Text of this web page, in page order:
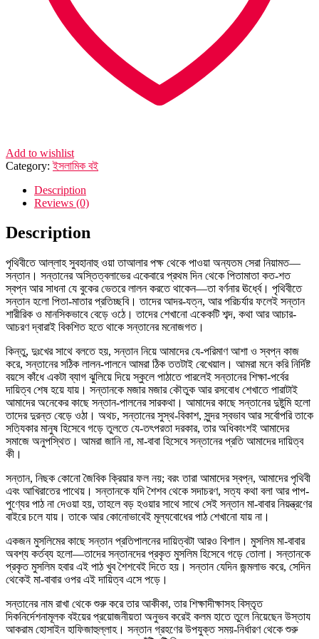
Add to wishlist
Category:ইসলামিক বই
Description
Reviews (0)
Description
পৃথিবীতে আল্লাহ সুবহানাহু ওয়া তাআলার পক্ষ থেকে পাওয়া অন্যতম সেরা নিয়ামত—
সন্তান। সন্তানের অস্তিত্বলাভের একেবারে প্রথম দিন থেকে পিতামাতা কত-শত
স্বপ্ন আর সাধনা যে বুকের ভেতরে লালন করতে থাকেন—তা বর্ণনার ঊর্ধ্বে। পৃথিবীতে
সন্তান হলো পিতা-মাতার প্রতিচ্ছবি। তাদের আদর-যত্ন, আর পরিচর্যার ফলেই সন্তান
শারীরিক ও মানসিকভাবে বেড়ে ওঠে। তাদের শেখানো একেকটি শব্দ, কথা আর আচার-
আচরণ দ্বারাই বিকশিত হতে থাকে সন্তানের মনোজগত।
কিন্তু, দুঃখের সাথে বলতে হয়, সন্তান নিয়ে আমাদের যে-পরিমাণ আশা ও স্বপ্ন কাজ
করে, সন্তানের সঠিক লালন-পালনে আমরা ঠিক ততটাই বেখেয়াল। আমরা মনে করি নির্দিষ্ট
বয়সে কাঁধে একটা ব্যাগ ঝুলিয়ে দিয়ে স্কুলে পাঠাতে পারলেই সন্তানের শিক্ষা-পর্বের
দায়িত্ব শেষ হয়ে যায়। সন্তানকে মজার মজার কৌতুক আর রসবোধ শেখাতে পারাটাই
আমাদের অনেকের কাছে সন্তান-পালনের সারকথা। আমাদের কাছে সন্তানের দুষ্টুমি হলো
তাদের দুরন্ত বেড়ে ওঠা। অথচ, সন্তানের সুস্থ-বিকাশ, সুন্দর স্বভাব আর সর্বোপরি তাকে
সত্যিকার মানুষ হিসেবে গড়ে তুলতে যে-তৎপরতা দরকার, তার অধিকাংশই আমাদের
সমাজে অনুপস্থিত। আমরা জানি না, মা-বাবা হিসেবে সন্তানের প্রতি আমাদের দায়িত্ব
কী।
সন্তান, নিছক কোনো জৈবিক ক্রিয়ার ফল নয়; বরং তারা আমাদের স্বপ্ন, আমাদের পৃথিবী
এবং আখিরাতের পাথেয়। সন্তানকে যদি শৈশব থেকে সদাচরণ, সত্য কথা বলা আর পাপ-
পুণ্যের পাঠ না দেওয়া হয়, তাহলে বড় হওয়ার সাথে সাথে সেই সন্তান মা-বাবার নিয়ন্ত্রণের
বাইরে চলে যায়। তাকে আর কোনোভাবেই মূল্যবোধের পাঠ শেখানো যায় না।
একজন মুসলিমের কাছে সন্তান প্রতিপালনের দায়িত্বটা আরও বিশাল। মুসলিম মা-বাবার
অবশ্য কর্তব্য হলো—তাদের সন্তানদের প্রকৃত মুসলিম হিসেবে গড়ে তোলা। সন্তানকে
প্রকৃত মুসলিম হবার এই পাঠ খুব শৈশবেই দিতে হয়। সন্তান যেদিন জন্মলাভ করে, সেদিন
থেকেই মা-বাবার ওপর এই দায়িত্ব এসে পড়ে।
সন্তানের নাম রাখা থেকে শুরু করে তার আকীকা, তার শিক্ষাদীক্ষাসহ বিস্তৃত
দিকনির্দেশনামূলক বইয়ের প্রয়োজনীয়তা অনুভব করেই কলম হাতে তুলে নিয়েছেন উস্তায
আকরাম হোসাইন হাফিজাহুল্লাহ। সন্তান গ্রহণের উপযুক্ত সময়-নির্ধারণ থেকে শুরু